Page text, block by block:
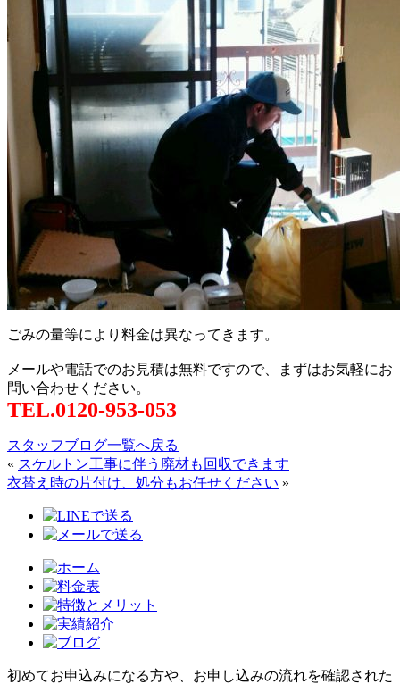
ごみの量等により料金は異なってきます。
メールや電話でのお見積は無料ですので、まずはお気軽にお
問い合わせください。
TEL.0120-953-053
スタッフブログ一覧へ戻る
« スケルトン工事に伴う廃材も回収できます
衣替え時の片付け、処分もお任せください »
初めてお申込みになる方や、お申し込みの流れを確認された